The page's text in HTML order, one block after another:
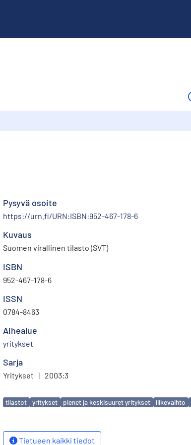
Pysyvä osoite
https://urn.fi/URN:ISBN:952-467-178-6
Kuvaus
Suomen virallinen tilasto (SVT)
ISBN
952-467-178-6
ISSN
0784-8463
Aihealue
yritykset
Sarja
Yritykset | 2003:3
Avainsanat
tilastot yritykset pienet ja keskisuuret yritykset liikevaihto
Tietueen kaikki tiedot